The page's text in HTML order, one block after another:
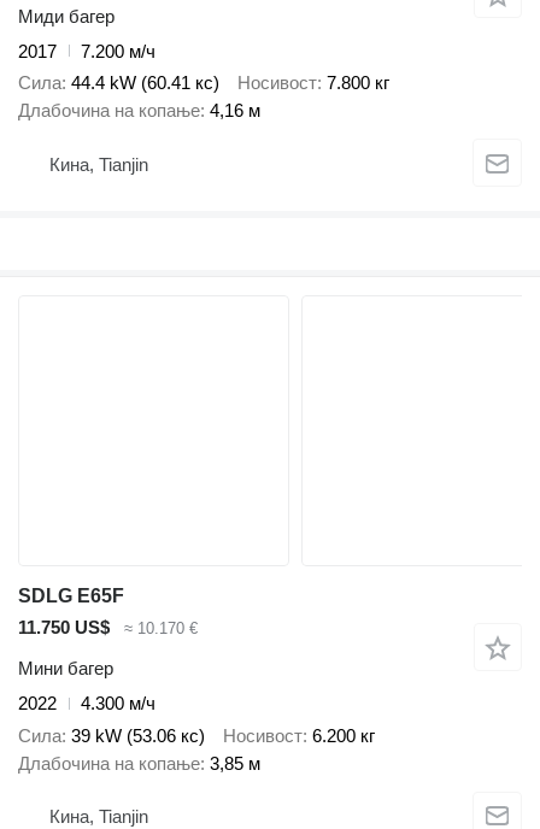
Миди багер
2017
7.200 м/ч
Сила 44.4 kW (60.41 кс) Носивост 7.800 кг
Длабочина на копање 4,16 м
Кина, Tianjin
SDLG E65F
11.750 US$
≈ 10.170 €
Мини багер
2022
4.300 м/ч
Сила 39 kW (53.06 кс) Носивост 6.200 кг
Длабочина на копање 3,85 м
Кина, Tianjin